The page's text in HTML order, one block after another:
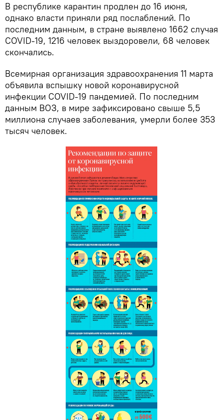
В республике карантин продлен до 16 июня,
однако власти приняли ряд послаблений. По
последним данным, в стране выявлено 1662 случая
COVID-19, 1216 человек выздоровели, 68 человек
скончались.
Всемирная организация здравоохранения 11 марта
объявила вспышку новой коронавирусной
инфекции COVID-19 пандемией. По последним
данным ВОЗ, в мире зафиксировано свыше 5,5
миллиона случаев заболевания, умерли более 353
тысяч человек.